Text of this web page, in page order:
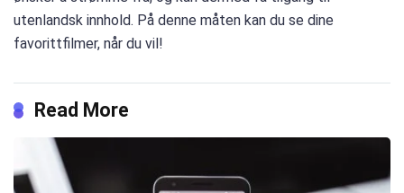
utenlandsk innhold. På denne måten kan du se dine
favorittfilmer, når du vil!
Read More